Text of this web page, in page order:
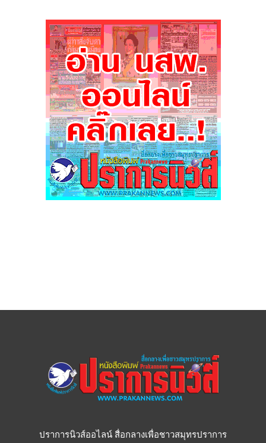
ปราการนิวส์ออไลน์ สื่อกลางเพื่อชาวสมุทรปราการ